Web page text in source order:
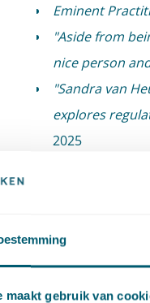
maakt gebruik van
Eminent
"Aside from
nice person
"Sandra van
explores
2025
Expertises